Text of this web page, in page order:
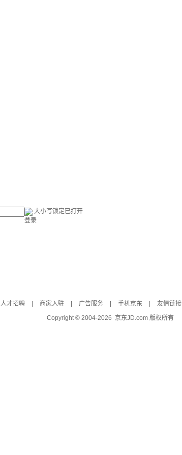
大小写锁定已打开
登录
人才招聘 商家入驻 广告服务 手机京东 友情链接
Copyright © 2004-2026 京东JD.com 版权所有